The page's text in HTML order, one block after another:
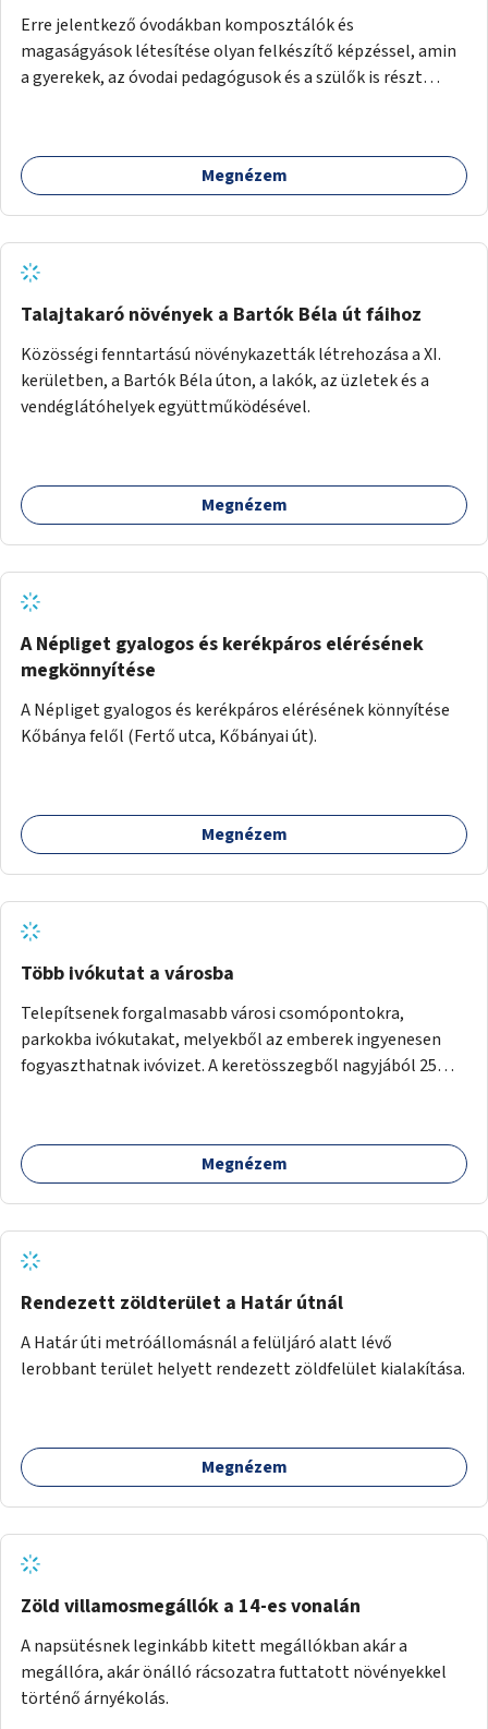
Erre jelentkező óvodákban komposztálók és
magaságyások létesítése olyan felkészítő képzéssel, amin
a gyerekek, az óvodai pedagógusok és a szülők is részt
Megnézem
Talajtakaró növények a Bartók Béla út fáihoz
Közösségi fenntartású növénykazetták létrehozása a XI.
kerületben, a Bartók Béla úton, a lakók, az üzletek és a
vendéglátóhelyek együttműködésével.
Megnézem
A Népliget gyalogos és kerékpáros elérésének
megkönnyítése
A Népliget gyalogos és kerékpáros elérésének könnyítése
Kőbánya felől (Fertő utca, Kőbányai út).
Megnézem
Több ivókutat a városba
Telepítsenek forgalmasabb városi csomópontokra,
parkokba ivókutakat, melyekből az emberek ingyenesen
fogyaszthatnak ivóvizet. A keretösszegből nagyjából 25
Megnézem
Rendezett zöldterület a Határ útnál
A Határ úti metróállomásnál a felüljáró alatt lévő
lerobbant terület helyett rendezett zöldfelület kialakítása.
Megnézem
Zöld villamosmegállók a 14-es vonalán
A napsütésnek leginkább kitett megállókban akár a
megállóra, akár önálló rácsozatra futtatott növényekkel
történő árnyékolás.